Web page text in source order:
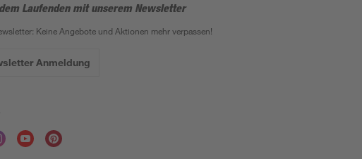
Laufenden mit unserem Newsletter
Keine Angebote und Aktionen mehr verpassen!
Anmeldung